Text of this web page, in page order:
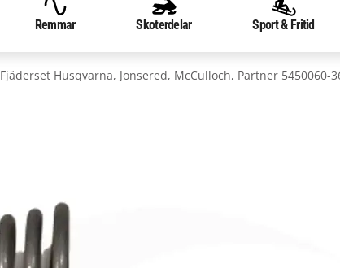
Remmar Skoterdelar Sport & Fritid
Fjäderset Husqvarna, Jonsered, McCulloch, Partner 5450060-